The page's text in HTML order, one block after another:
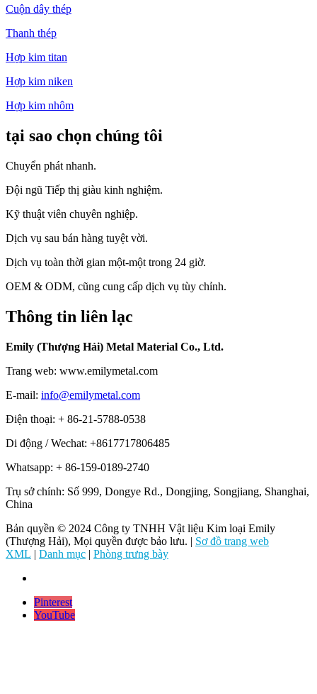
Cuộn dây thép
Thanh thép
Hợp kim titan
Hợp kim niken
Hợp kim nhôm
tại sao chọn chúng tôi
Chuyển phát nhanh.
Đội ngũ Tiếp thị giàu kinh nghiệm.
Kỹ thuật viên chuyên nghiệp.
Dịch vụ sau bán hàng tuyệt vời.
Dịch vụ toàn thời gian một-một trong 24 giờ.
OEM & ODM, cũng cung cấp dịch vụ tùy chỉnh.
Thông tin liên lạc
Emily (Thượng Hải) Metal Material Co., Ltd.
Trang web: www.emilymetal.com
E-mail: info@emilymetal.com
Điện thoại: + 86-21-5788-0538
Di động / Wechat: +8617717806485
Whatsapp: + 86-159-0189-2740
Trụ sở chính: Số 999, Dongye Rd., Dongjing, Songjiang, Shanghai,
China
Bản quyền © 2024 Công ty TNHH Vật liệu Kim loại Emily
(Thượng Hải), Mọi quyền được bảo lưu. | Sơ đồ trang web
XML | Danh mục | Phòng trưng bày
Pinterest
YouTube